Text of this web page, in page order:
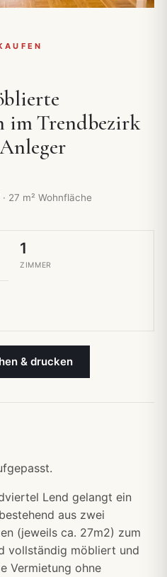
im Trendbezirk
27 m² Wohnfläche
1
ZIMMER
& drucken
Lend gelangt ein
aus zwei
(jeweils ca. 27m2) zum
vollständig möbliert und
Vermietung ohne